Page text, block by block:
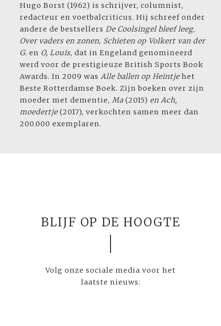
Hugo Borst (1962) is schrijver, columnist,
redacteur en voetbalcriticus. Hij schreef onder
andere de bestsellers De Coolsingel bleef leeg,
Over vaders en zonen, Schieten op Volkert van der
G. en O, Louis, dat in Engeland genomineerd
werd voor de prestigieuze British Sports Book
Awards. In 2009 was Alle ballen op Heintjehet
Beste Rotterdamse Boek. Zijn boeken over zijn
moeder met dementie, Ma (2015) en Ach,
moedertje(2017), verkochten samen meer dan
200.000 exemplaren.
BLIJF OP DE HOOGTE
Volg onze sociale media voor het
laatste nieuws: